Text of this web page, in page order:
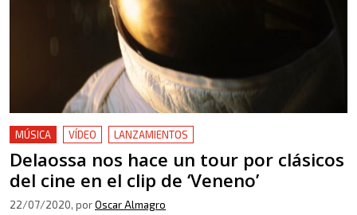
MÚSICA VÍDEO LANZAMIENTOS
Delaossa nos hace un tour por clásicos
del cine en el clip de ‘Veneno’
22/07/2020, porOscar Almagro